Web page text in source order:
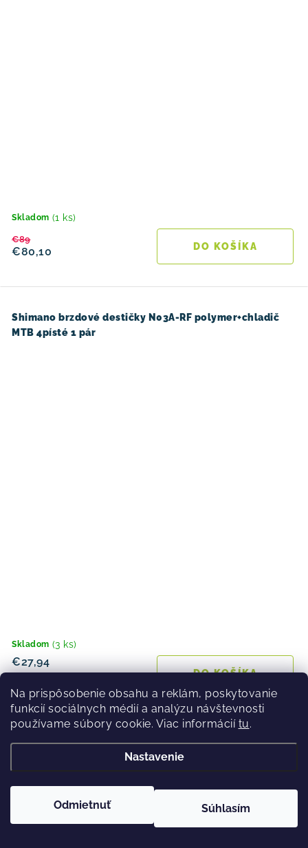
Na prispôsobenie obsahu a reklám, poskytovanie
funkcií sociálnych médií a analýzu návštevnosti
používame súbory cookie. Viac informácií tu.
Nastavenie
Odmietnuť Súhlasím
Skladom (1 ks)
€80,10
€89
DO KOŠÍKA
Shimano brzdové destičky N03A-RF polymer+chladič
MTB 4písté 1 pár
Skladom (3 ks)
€27,94
DO KOŠÍKA
6-kolie koliesko SHIMANO 14-28